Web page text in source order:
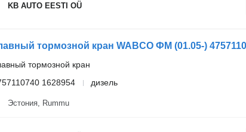
KB AUTO EESTI OÜ
тормозной кран
1628954
дизель
Эстония, Rummu